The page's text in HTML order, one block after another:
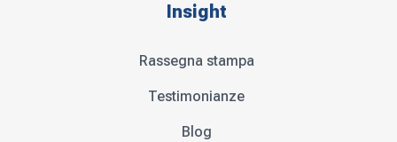
Insight
Rassegna stampa
Testimonianze
Blog